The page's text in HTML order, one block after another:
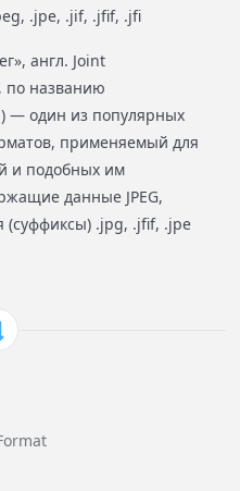
.jpe, .jif, .jfif, .jfi
англ. Joint
по названию
— один из популярных
применяемый для
и подобных им
данные JPEG,
.jpg, .jfif, .jpe